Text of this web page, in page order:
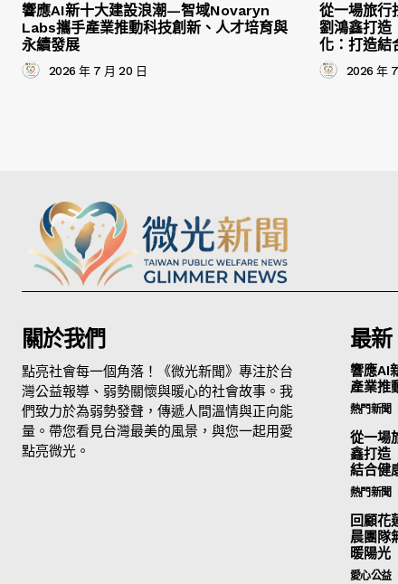
響應AI新十大建設浪潮—智域Novaryn
Labs攜手產業推動科技創新、人才培育與
永續發展
2026 年 7 月 20 日
從一場旅行
劉鴻鑫打造
化：打造結
2026 年
關於我們
點亮社會每一個角落！《微光新聞》專注於台
灣公益報導、弱勢關懷與暖心的社會故事。我
們致力於為弱勢發聲，傳遞人間溫情與正向能
量。帶您看見台灣最美的風景，與您一起用愛
點亮微光。
最新
響應AI
產業推
熱門新聞
從一場
鑫打造
結合健
熱門新聞
回顧花
晨團隊
暖陽光
愛心公益